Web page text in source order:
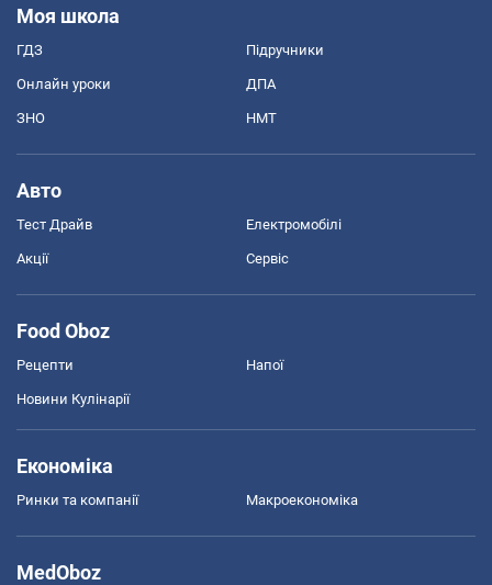
Моя школа
ГДЗ Підручники
Онлайн уроки ДПА
ЗНО НМТ
Авто
Тест Драйв Електромобілі
Акції Сервіс
Food Oboz
Рецепти Напої
Новини Кулінарії
Економіка
Ринки та компанії Макроекономіка
MedOboz